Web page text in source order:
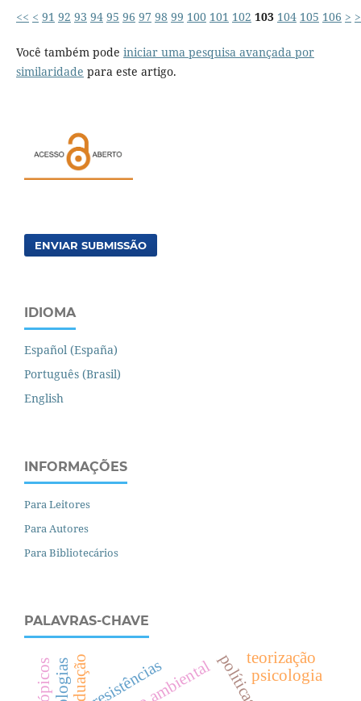
<< < 91 92 93 94 95 96 97 98 99 100 101 102 103 104 105 106 >
Você também pode iniciar uma pesquisa avançada por
similaridade para este artigo.
ENVIAR SUBMISSÃO
IDIOMA
Español (España)
Português (Brasil)
English
INFORMAÇÕES
Para Leitores
Para Autores
Para Bibliotecários
PALAVRAS-CHAVE
psicologia
teorização
resistências